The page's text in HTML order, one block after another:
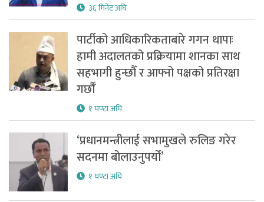
३६ मिनेट अघि
पार्टीको आधिकारिकताबारे गगन थापाः
हामी अदालतको प्रक्रियामा शानका साथ
सहभागी हुन्छौँ र आफ्नो पक्षको प्रतिरक्षा
गर्छौँ
१ घण्टा अघि
‘प्रधानमन्त्रीलाई सभामुखले रुलिङ गरेर
सदनमा बोलाउनुपर्यो’
१ घण्टा अघि